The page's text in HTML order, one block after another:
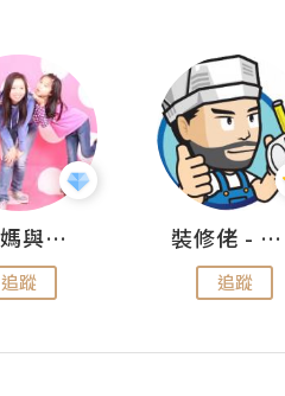
儍媽媽與兩隻小魔怪之家
追蹤
裝修佬 - 香港一站式網上裝修平台
追蹤